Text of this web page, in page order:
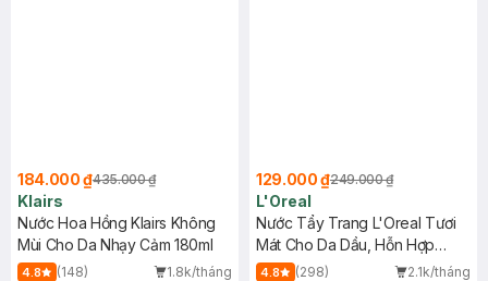
184.000 ₫435.000 ₫
Klairs
Nước Hoa Hồng Klairs Không
Mùi Cho Da Nhạy Cảm 180ml
4.8 (148)
1.8k/tháng
129.000 ₫249.000 ₫
L'Oreal
Nước Tẩy Trang L'Oreal Tươi
Mát Cho Da Dầu, Hỗn Hợp
400ml
4.8 (298)
2.1k/tháng